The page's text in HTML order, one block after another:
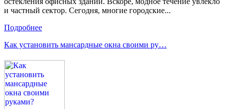
и частный сектор. Сегодня, многие городские...
Подробнее
Как установить мансардные окна своими ру…